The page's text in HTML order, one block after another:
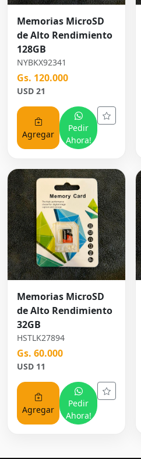
Memorias MicroSD
de Alto Rendimiento
128GB
NYBKX92341
Gs. 120.000
USD 21
Agregar
Pedir
Ahora!
Memorias MicroSD
de Alto Rendimiento
32GB
HSTLK27894
Gs. 60.000
USD 11
Agregar
Pedir
Ahora!